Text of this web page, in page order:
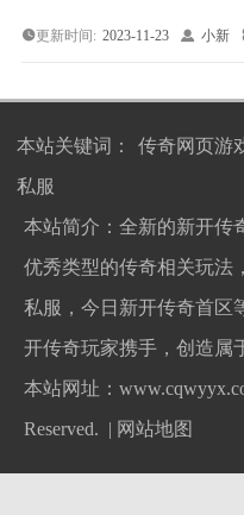
更新时间: 2023-11-23  小新
本站关键词： 传奇网页游
私服
本站简介：全新的新开传
优秀类型的传奇相关玩法
私服，今日新开传奇首区
开传奇玩家携手，创造属
本站网址：
Reserved. | 网站地图